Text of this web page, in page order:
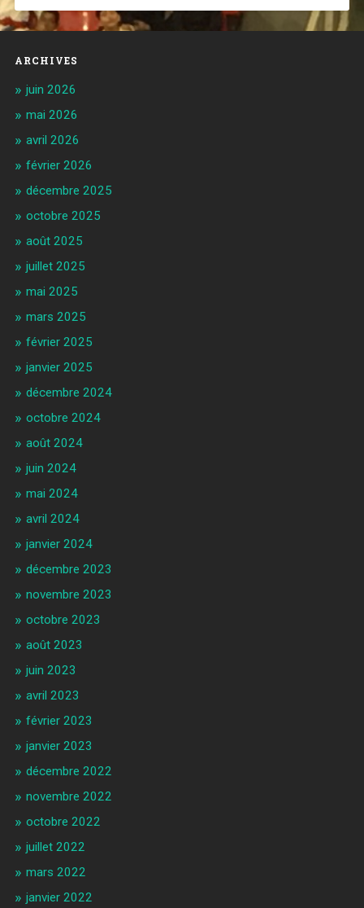
ARCHIVES
juin 2026
mai 2026
avril 2026
février 2026
décembre 2025
octobre 2025
août 2025
juillet 2025
mai 2025
mars 2025
février 2025
janvier 2025
décembre 2024
octobre 2024
août 2024
juin 2024
mai 2024
avril 2024
janvier 2024
décembre 2023
novembre 2023
octobre 2023
août 2023
juin 2023
avril 2023
février 2023
janvier 2023
décembre 2022
novembre 2022
octobre 2022
juillet 2022
mars 2022
janvier 2022